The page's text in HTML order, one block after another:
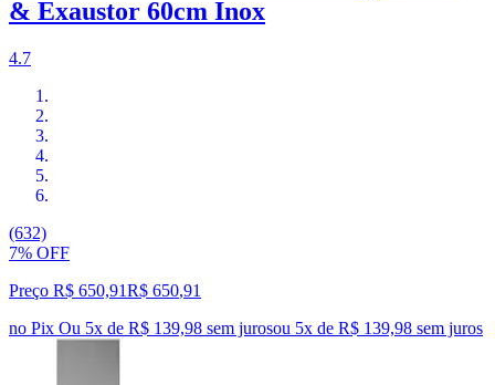
& Exaustor 60cm Inox
4.7
(632)
7% OFF
Preço R$ 650,91R$ 650,91
no Pix Ou 5x de R$ 139,98 sem jurosou 5x de R$ 139,98 sem juros